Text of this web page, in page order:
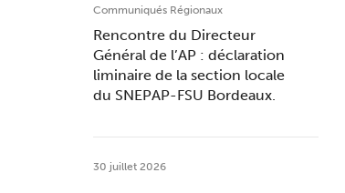
Communiqués Régionaux
Rencontre du Directeur
Général de l’AP : déclaration
liminaire de la section locale
du SNEPAP-FSU Bordeaux.
30 juillet 2026